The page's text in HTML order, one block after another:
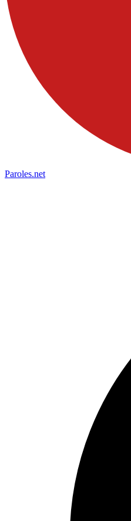
Paroles.net